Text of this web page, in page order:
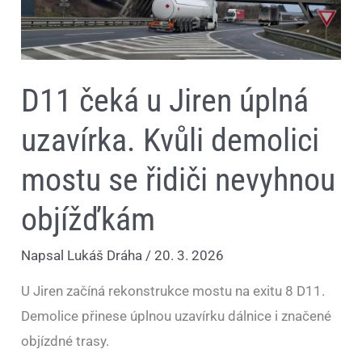
D11 čeká u Jiren úplná
uzavírka. Kvůli demolici
mostu se řidiči nevyhnou
objížďkám
Napsal Lukáš Dráha /20. 3. 2026
U Jiren začíná rekonstrukce mostu na exitu 8 D11.
Demolice přinese úplnou uzavírku dálnice i značené
objízdné trasy.
úplná
uzavírka.
Kvůli
demolici
řidiči
nevyhnou